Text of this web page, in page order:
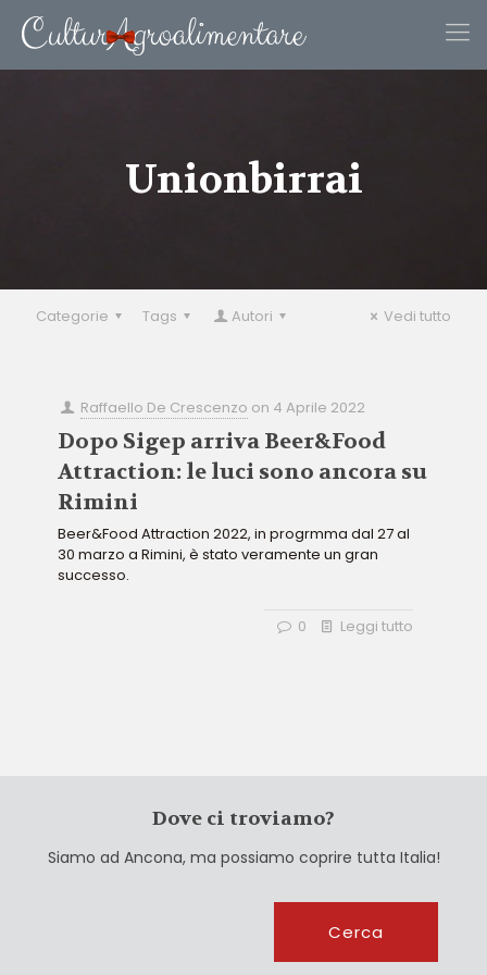
Unionbirrai
Categorie Tags Autori Vedi tutto
Raffaello De Crescenzo on 4 Aprile 2022
Dopo Sigep arriva Beer&Food
Attraction: le luci sono ancora su
Rimini
Beer&Food Attraction 2022, in progrmma dal 27 al
30 marzo a Rimini, è stato veramente un gran
successo.
0 Leggi tutto
Dove ci troviamo?
Siamo ad Ancona, ma possiamo coprire tutta Italia!
Cerca